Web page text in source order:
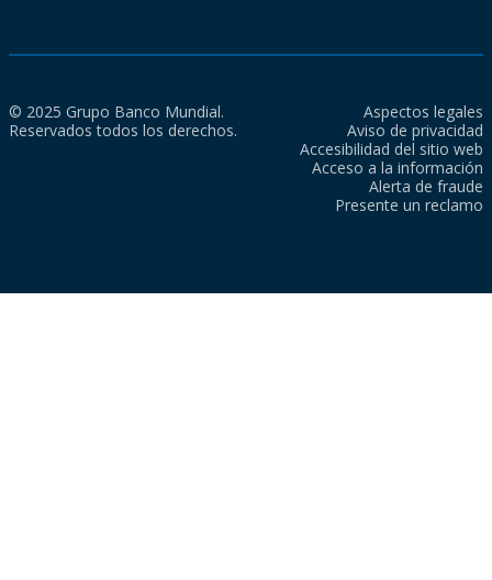
© 2025 Grupo Banco Mundial.
Reservados todos los derechos.
Aspectos legales
Aviso de privacidad
Accesibilidad del sitio web
Acceso a la información
Alerta de fraude
Presente un reclamo